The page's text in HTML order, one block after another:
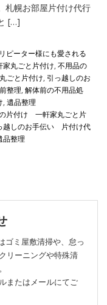
札幌お部屋片付け代行
[…]
リピーター様にも愛される
家丸ごと片付け, 不用品の
ごと片付け, 引っ越しのお
整理, 解体前の不用品処
, 遺品整理
片付け
一軒家丸ごと片
越しのお手伝い
片付け代
品整理
ゴミ屋敷清掃や、怠っ
リーニングや特殊清
またはメールにてご